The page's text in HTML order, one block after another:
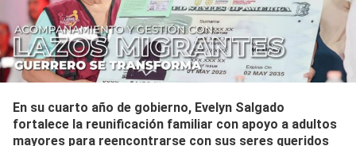
En su cuarto año de gobierno, Evelyn Salgado
fortalece la reunificación familiar con apoyo a adultos
mayores para reencontrarse con sus seres queridos